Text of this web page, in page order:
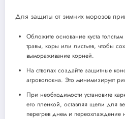
Для защиты от зимних морозов
Обложите основание куста
травы, коры или листьев, чтобы
вымораживание корней.
На стволах создайте защитные
агроволокна. Это минимизирует
При необходимости установите
его пленкой, оставляя щели для
перегрев днем и переохлаждение